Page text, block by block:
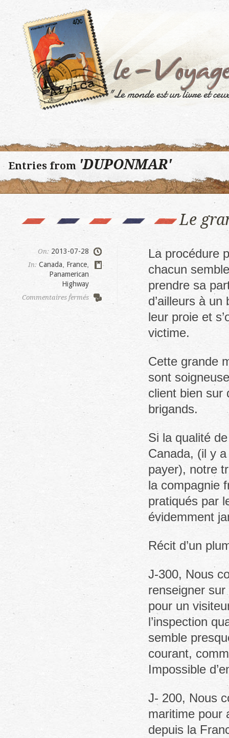
Entries from 'DUPONMAR'
Le
On: 2013-07-28
In: Canada France
Panamerican
Highway
Commentaires ferméssur
La procédure
chacun
prendre sa
d’ailleurs à
leur proie et
victime.
Cette grande
sont
client bien sur
brigands.
Si la qualité
Canada, (il y
payer), notre
la compagnie
pratiqués par
évidemment
Récit d’un
J-300, Nous
renseigner sur
pour un
l’inspection
semble
courant,
Impossible
J- 200, Nous
maritime pour
depuis la